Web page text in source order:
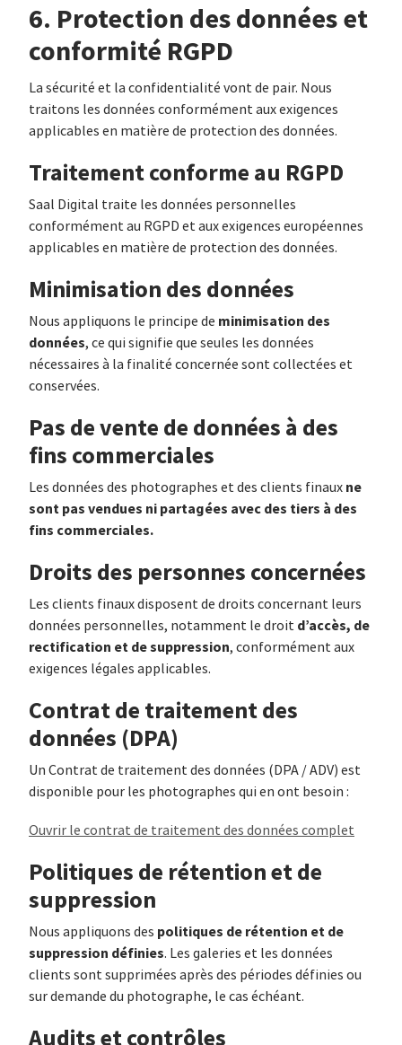
6. Protection des données et
conformité RGPD
La sécurité et la confidentialité vont de pair. Nous
traitons les données conformément aux exigences
applicables en matière de protection des données.
Traitement conforme au RGPD
Saal Digital traite les données personnelles
conformément au RGPD et aux exigences européennes
applicables en matière de protection des données.
Minimisation des données
Nous appliquons le principe de minimisation des
données, ce qui signifie que seules les données
nécessaires à la finalité concernée sont collectées et
conservées.
Pas de vente de données à des
fins commerciales
Les données des photographes et des clients finaux ne
sont pas vendues ni partagées avec des tiers à des
fins commerciales.
Droits des personnes concernées
Les clients finaux disposent de droits concernant leurs
données personnelles, notamment le droit d’accès, de
rectification et de suppression, conformément aux
exigences légales applicables.
Contrat de traitement des
données (DPA)
Un Contrat de traitement des données (DPA / ADV) est
disponible pour les photographes qui en ont besoin :
Ouvrir le contrat de traitement des données complet
Politiques de rétention et de
suppression
Nous appliquons des politiques de rétention et de
suppression définies. Les galeries et les données
clients sont supprimées après des périodes définies ou
sur demande du photographe, le cas échéant.
Audits et contrôles